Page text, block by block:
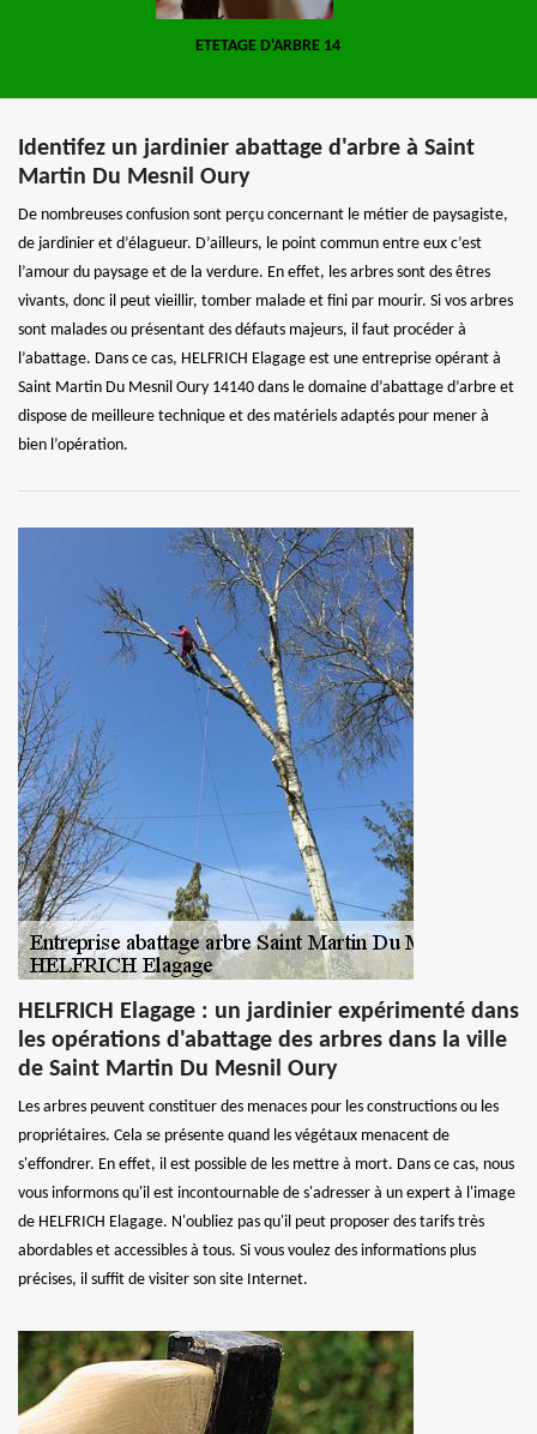
ETETAGE D'ARBRE 14
Identifez un jardinier abattage d'arbre à Saint
Martin Du Mesnil Oury
De nombreuses confusion sont perçu concernant le métier de paysagiste,
de jardinier et d’élagueur. D’ailleurs, le point commun entre eux c’est
l’amour du paysage et de la verdure. En effet, les arbres sont des êtres
vivants, donc il peut vieillir, tomber malade et fini par mourir. Si vos arbres
sont malades ou présentant des défauts majeurs, il faut procéder à
l’abattage. Dans ce cas, HELFRICH Elagage est une entreprise opérant à
Saint Martin Du Mesnil Oury 14140 dans le domaine d’abattage d’arbre et
dispose de meilleure technique et des matériels adaptés pour mener à
bien l’opération.
HELFRICH Elagage : un jardinier expérimenté dans
les opérations d'abattage des arbres dans la ville
de Saint Martin Du Mesnil Oury
Les arbres peuvent constituer des menaces pour les constructions ou les
propriétaires. Cela se présente quand les végétaux menacent de
s'effondrer. En effet, il est possible de les mettre à mort. Dans ce cas, nous
vous informons qu'il est incontournable de s'adresser à un expert à l'image
de HELFRICH Elagage. N'oubliez pas qu'il peut proposer des tarifs très
abordables et accessibles à tous. Si vous voulez des informations plus
précises, il suffit de visiter son site Internet.